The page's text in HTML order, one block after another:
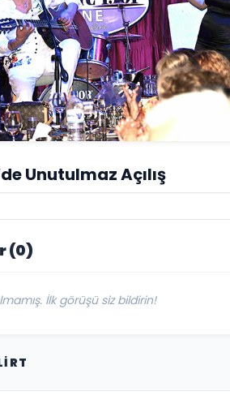
Unutulmaz Açılış
(0)
İlk görüşü siz bildirin!